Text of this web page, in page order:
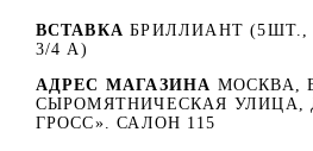
ВСТАВКА БРИЛЛИАНТ (5ШТ.,
3/4 А)
АДРЕС МАГАЗИНА МОСКВА,
СЫРОМЯТНИЧЕСКАЯ УЛИЦА,
ГРОСС». САЛОН 115